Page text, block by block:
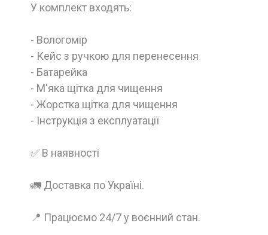
У комплект входять:
- Вологомір
- Кейс з ручкою для перенесення
- Батарейка
- М'яка щітка для чищення
- Жорстка щітка для чищення
- Інструкція з експлуатації
✅ В наявності
🚛 Доставка по Україні.
📍 Працюємо 24/7 у воєнний стан.